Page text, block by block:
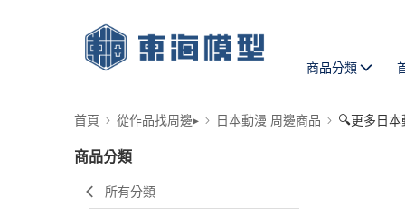
商品分類
首頁 從作品找周邊▸ 日本動漫 周邊商品 🔍更多日本
商品分類
所有分類